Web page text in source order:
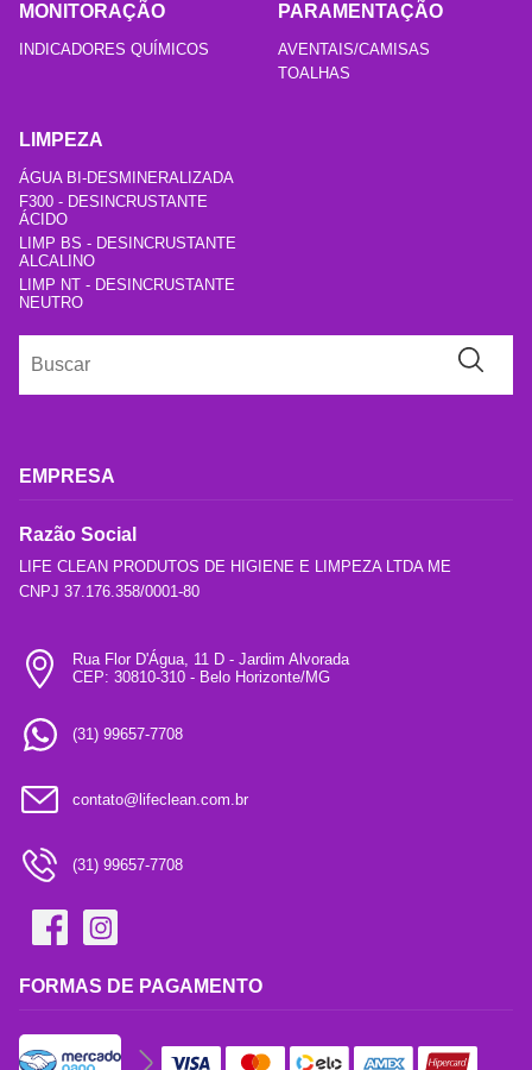
MONITORAÇÃO
INDICADORES QUÍMICOS
PARAMENTAÇÃO
AVENTAIS/CAMISAS
TOALHAS
LIMPEZA
ÁGUA BI-DESMINERALIZADA
F300 - DESINCRUSTANTE
ÁCIDO
LIMP BS - DESINCRUSTANTE
ALCALINO
LIMP NT - DESINCRUSTANTE
NEUTRO
EMPRESA
Razão Social
LIFE CLEAN PRODUTOS DE HIGIENE E LIMPEZA LTDA ME
CNPJ 37.176.358/0001-80
Rua Flor D'Água, 11 D - Jardim Alvorada
CEP: 30810-310 - Belo Horizonte/MG
(31) 99657-7708
contato@lifeclean.com.br
(31) 99657-7708
FORMAS DE PAGAMENTO